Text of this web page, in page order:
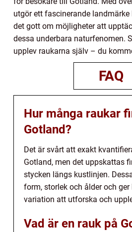
utgör ett fascinerande
det gott om möjligheter att
dessa underbara naturfenomen.
upplev raukarna själv – du
FAQ
Hur många raukar
Gotland?
Det är svårt att exakt
Gotland, men det uppskattas
stycken längs kustlinjen.
form, storlek och ålder och ger
variation att utforska och
Vad är en rauk på